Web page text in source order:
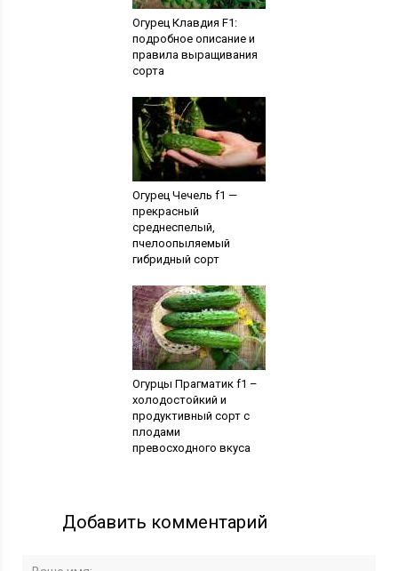
Огурец Клавдия F1:
подробное описание и
правила выращивания
сорта
Огурец Чечель f1 —
прекрасный
среднеспелый,
пчелоопыляемый
гибридный сорт
Огурцы Прагматик f1 –
холодостойкий и
продуктивный сорт с
плодами
превосходного вкуса
Добавить комментарий